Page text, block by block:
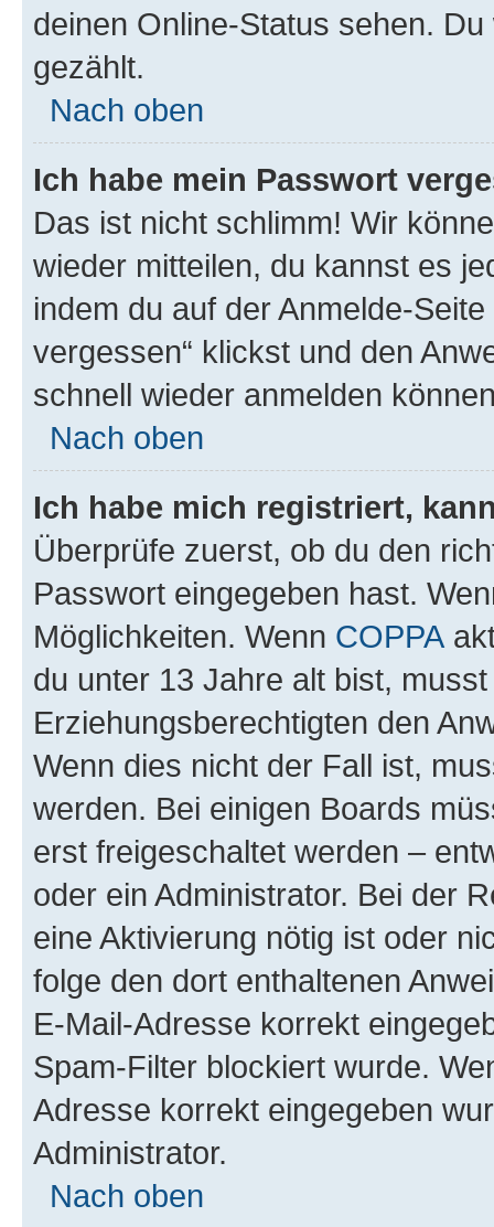
deinen Online-Status sehen.
gezählt.
Nach oben
Ich habe mein Passwort
Das ist nicht schlimm! Wir
wieder mitteilen, du kannst es
indem du auf der Anmelde-
vergessen“ klickst und den
schnell wieder anmelden
Nach oben
Ich habe mich registriert,
Überprüfe zuerst, ob du den
Passwort eingegeben hast.
Möglichkeiten. Wenn COPPA
du unter 13 Jahre alt bist,
Erziehungsberechtigten den
Wenn dies nicht der Fall ist,
werden. Bei einigen Boards
erst freigeschaltet werden –
oder ein Administrator. Bei der
eine Aktivierung nötig ist oder
folge den dort enthaltenen
E-Mail-Adresse korrekt
Spam-Filter blockiert wurde.
Adresse korrekt eingegeben
Administrator.
Nach oben